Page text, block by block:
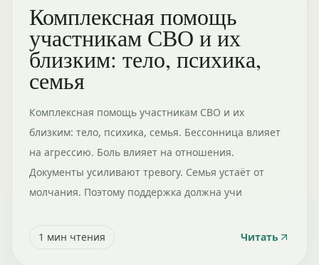
Комплексная помощь
участникам СВО и их
близким: тело, психика,
семья
Комплексная помощь участникам СВО и их
близким: тело, психика, семья. Бессонница влияет
на агрессию. Боль влияет на отношения.
Документы усиливают тревогу. Семья устаёт от
молчания. Поэтому поддержка должна учи
1 мин чтения Читать